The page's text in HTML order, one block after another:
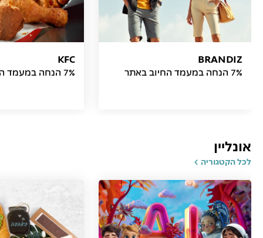
BRANDIZ
7% הנחה במעמד החיוב באתר
KFC
7% הנחה במעמד החיוב
אונליין
לכל הקטגוריה